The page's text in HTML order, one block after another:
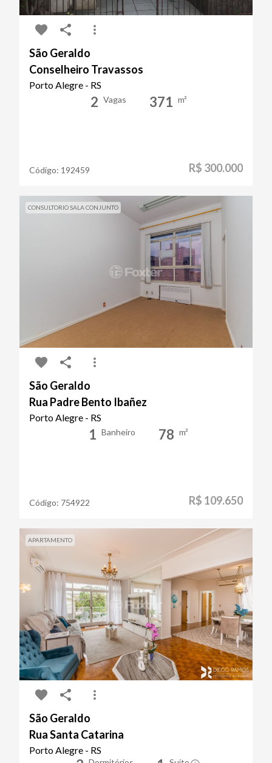
São Geraldo
Conselheiro Travassos
Porto Alegre - RS
2 Vagas 371 m²
Código: 192459 R$ 300.000
CONSULTORIO SALA CONJUNTO
São Geraldo
Rua Padre Bento Ibañez
Porto Alegre - RS
1 Banheiro 78 m²
Código: 754922 R$ 109.650
APARTAMENTO
São Geraldo
Rua Santa Catarina
Porto Alegre - RS